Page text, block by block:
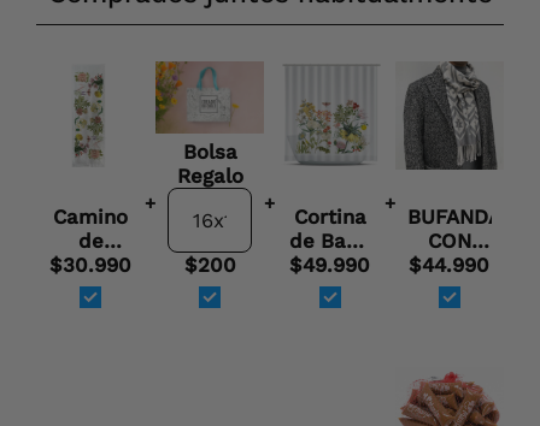
Camino
de
mesa
Velo
Organza
$30.990
+
Bolsa
Regalo
$200
+
Cortina
de Baño
Botánica
$49.990
+
BUFANDA
CON
ALPACA
(TIENDA)
$44.990